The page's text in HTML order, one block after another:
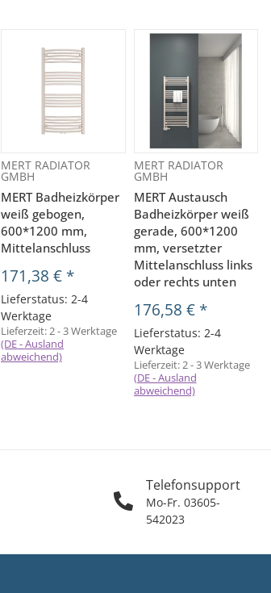
MERT RADIATOR
GMBH
MERT Badheizkörper
weiß gebogen,
600*1200 mm,
Mittelanschluss
171,38 € *
Lieferstatus: 2-4
Werktage
Lieferzeit:2 - 3 Werktage
(DE - Ausland
abweichend)
MERT RADIATOR
GMBH
MERT Austausch
Badheizkörper weiß
gerade, 600*1200
mm, versetzter
Mittelanschluss links
oder rechts unten
176,58 € *
Lieferstatus: 2-4
Werktage
Lieferzeit:2 - 3 Werktage
(DE - Ausland
abweichend)
Telefonsupport
Mo-Fr. 03605-
542023